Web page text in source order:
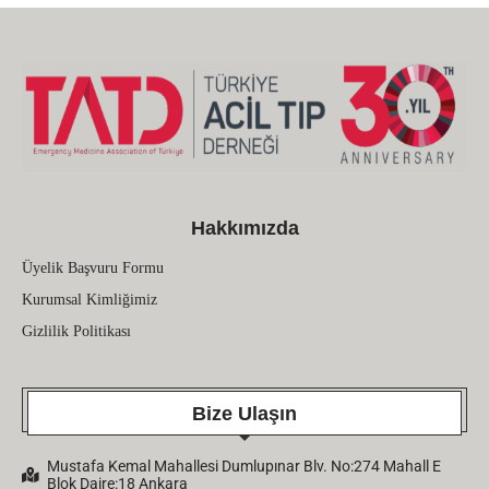
Hakkımızda
Üyelik Başvuru Formu
Kurumsal Kimliğimiz
Gizlilik Politikası
Bize Ulaşın
Mustafa Kemal Mahallesi Dumlupınar Blv. No:274 Mahall E
Blok Daire:18 Ankara